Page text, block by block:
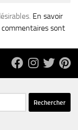
En savoir
sont